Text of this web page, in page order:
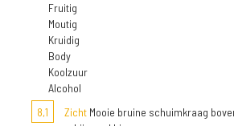
Fruitig
Moutig
Kruidig
Body
Koolzuur
Alcohol
8,1
Zicht Mooie bruine schuimkraag